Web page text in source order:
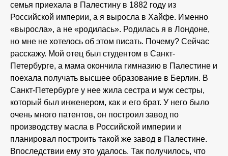
семья приехала в Палестину в 1882 году из
Российской империи, а я выросла в Хайфе. Именно
«выросла», а не «родилась». Родилась я в Лондоне,
но мне не хотелось об этом писать. Почему? Сейчас
расскажу. Мой отец был студентом в Санкт-
Петербурге, а мама окончила гимназию в Палестине и
поехала получать высшее образование в Берлин. В
Санкт-Петербурге у нее жила сестра и муж сестры,
который был инженером, как и его брат. У него было
очень много патентов, он построил завод по
производству масла в Российской империи и
планировал построить такой же завод в Палестине.
Впоследствии ему это удалось. Так получилось, что